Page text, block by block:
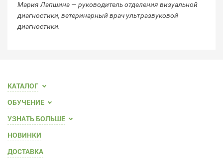
Мария Лапшина — руководитель отделения визуальной
диагностики, ветеринарный врач ультразвуковой
диагностики.
КАТАЛОГ
ОБУЧЕНИЕ
УЗНАТЬ БОЛЬШЕ
НОВИНКИ
ДОСТАВКА